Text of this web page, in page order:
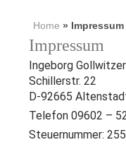
Home » Impressum
Impressum
Ingeborg Gollwitzer
Schillerstr. 22
D-92665
Telefon 09602 –
Steuernummer: